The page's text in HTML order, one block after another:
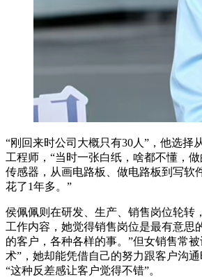
“刚回来时公司大概只有30人”，他选择
工程师，“当时一张白纸，啥都不懂，
传感器，从画电路板、做电路板到写软
花了1年多。”
侯佩佩则在研发、生产、销售岗位轮转
工作内容，她觉得销售岗位是最有意思
的客户，各种各样的事。”但女销售常
术”，她却能凭借自己的努力跟客户沟通
“这种反差感让客户觉得不错”。